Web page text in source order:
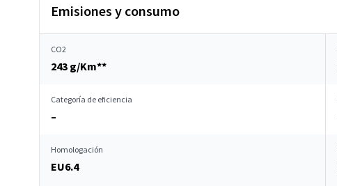
Emisiones y consumo
CO2
243 g/Km**
Categoría de eficiencia
–
Homologación
EU6.4